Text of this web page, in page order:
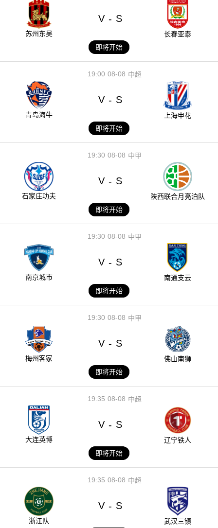
苏州东吴
V - S
长春亚泰
即将开始
08-08
19:00 中超
青岛海牛
V - S
上海申花
即将开始
08-08
19:30 中甲
石家庄功夫
V - S
陕西联合月亮泊队
即将开始
08-08
19:30 中甲
南京城市
V - S
南通支云
即将开始
08-08
19:30 中甲
梅州客家
V - S
佛山南狮
即将开始
08-08
19:35 中超
大连英博
V - S
辽宁铁人
即将开始
08-08
19:35 中超
浙江队
V - S
武汉三镇